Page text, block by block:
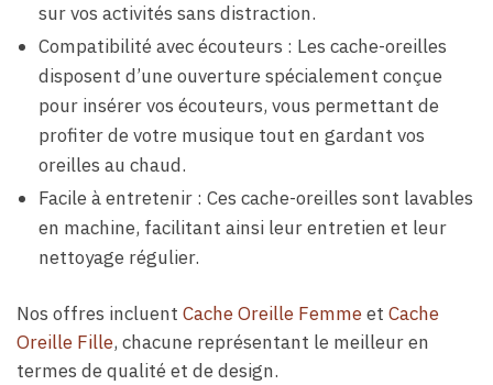
sur vos activités sans distraction.
Compatibilité avec écouteurs : Les cache-oreilles
disposent d’une ouverture spécialement conçue
pour insérer vos écouteurs, vous permettant de
profiter de votre musique tout en gardant vos
oreilles au chaud.
Facile à entretenir : Ces cache-oreilles sont lavables
en machine, facilitant ainsi leur entretien et leur
nettoyage régulier.
Nos offres incluent Cache Oreille Femmeet Cache
Oreille Fille, chacune représentant le meilleur en
termes de qualité et de design.